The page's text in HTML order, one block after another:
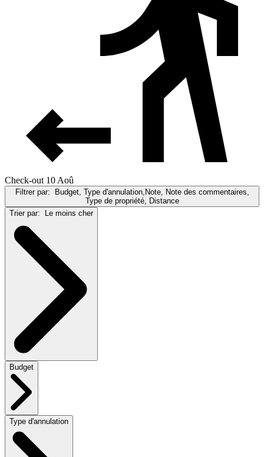
Check-out 10 Aoû
Filtrer par:
Budget, Type d'annulation,Note, Note des commentaires,
Type de propriété, Distance
Trier par:
Le moins cher
Budget
Type d'annulation